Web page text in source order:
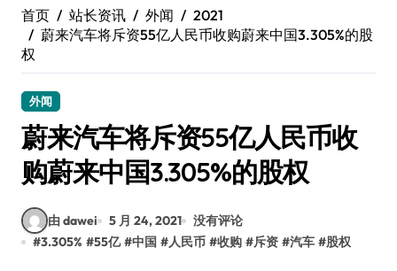
首页 站长资讯 外闻
2021
蔚来汽车将斥资55亿人民币收购蔚来中国3.305%的股
权
外闻
蔚来汽车将斥资55亿人民币收
购蔚来中国3.305%的股权
由 dawei 5 月 24, 2021
没有评论
#3.305% #55亿 #中国 #人民币 #收购 #斥资 #汽车 #股权